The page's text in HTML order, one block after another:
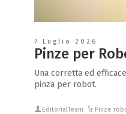
7 Luglio 2026
Pinze per
Una corretta ed
pinza per robot.
EditorialTeam Pinze